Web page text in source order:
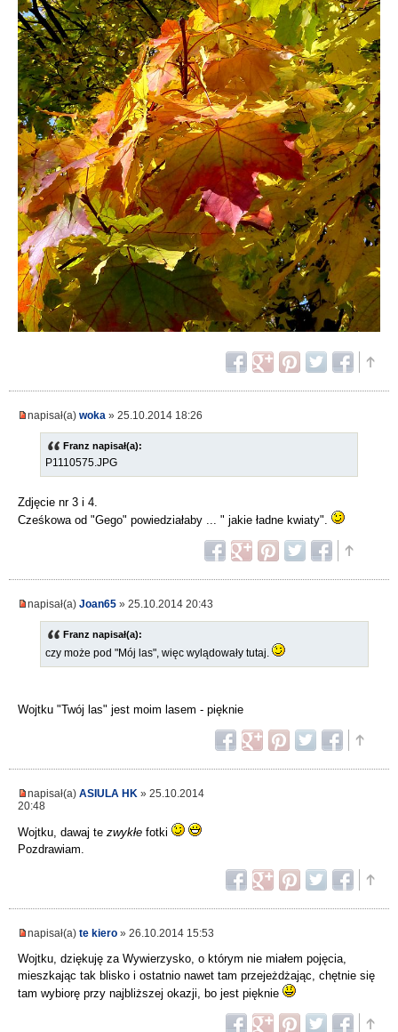
napisał(a) woka » 25.10.2014 18:26
Franz napisał(a):
P1110575.JPG
Zdjęcie nr 3 i 4.
Cześkowa od "Gego" powiedziałaby ... " jakie ładne kwiaty".
napisał(a) Joan65 » 25.10.2014 20:43
Franz napisał(a):
czy może pod "Mój las", więc wylądowały tutaj.
Wojtku "Twój las" jest moim lasem - pięknie
napisał(a) ASIULA HK » 25.10.2014
20:48
Wojtku, dawaj te zwykłe fotki
Pozdrawiam.
napisał(a) te kiero » 26.10.2014 15:53
Wojtku, dziękuję za Wywierzysko, o którym nie miałem pojęcia,
mieszkając tak blisko i ostatnio nawet tam przejeżdżając, chętnie się
tam wybiorę przy najbliższej okazji, bo jest pięknie